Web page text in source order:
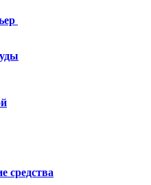
средства